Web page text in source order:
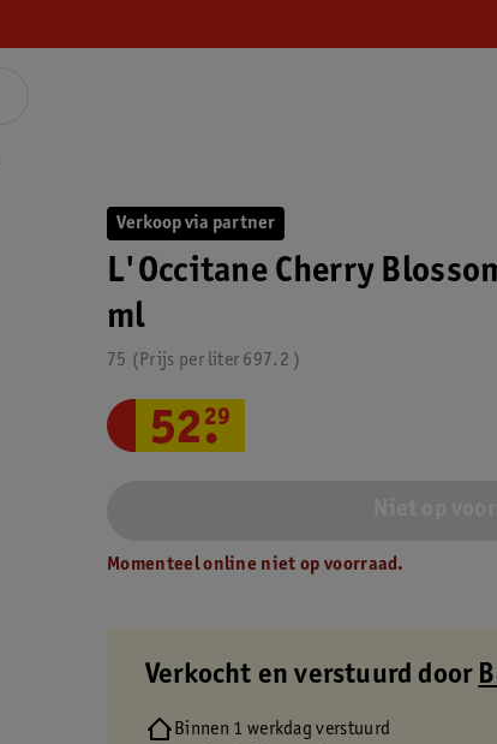
Verkoop via partner
L'Occitane Cherry
ml
75 697.2
Prijs per liter
52.
29
Momenteel online niet op voorraad.
Verkocht en verstuurd door
Binnen 1 werkdag verstuurd